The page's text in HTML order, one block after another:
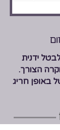
ידנית
הצורך.
באופן חריג